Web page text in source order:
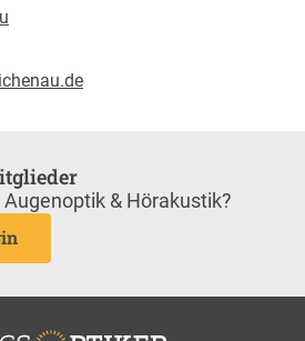
Augenoptik & Hörakustik?